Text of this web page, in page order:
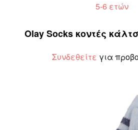
5-6 ετών
Olay Socks κοντές
Συνδεθείτε για